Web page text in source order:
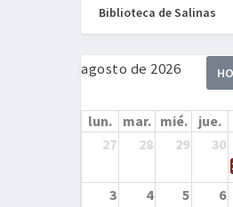
Biblioteca de Salinas
agosto de 2026
lun. mar. mié. jue.
27
28 29 30
3 4 5 6